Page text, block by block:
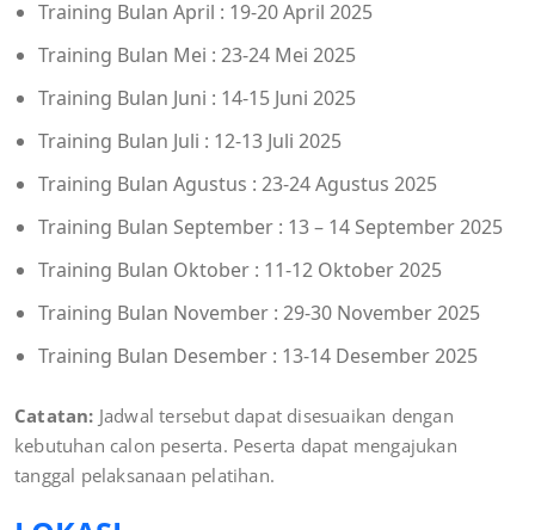
Training Bulan April : 19-20 April 2025
Training Bulan Mei : 23-24 Mei 2025
Training Bulan Juni : 14-15 Juni 2025
Training Bulan Juli : 12-13 Juli 2025
Training Bulan Agustus : 23-24 Agustus 2025
Training Bulan September : 13 – 14 September 2025
Training Bulan Oktober : 11-12 Oktober 2025
Training Bulan November : 29-30 November 2025
Training Bulan Desember : 13-14 Desember 2025
Catatan: Jadwal tersebut dapat disesuaikan dengan
kebutuhan calon peserta. Peserta dapat mengajukan
tanggal pelaksanaan pelatihan.